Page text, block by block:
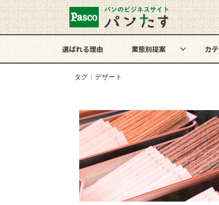
選ばれる理由 業態別提案 カ
タグ：デザート